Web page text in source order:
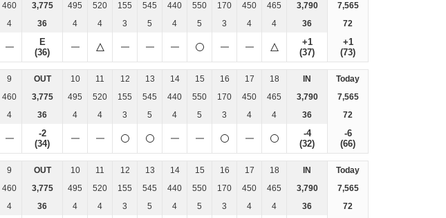
460 3,775 495 520 155 545 440 550 170 450 465 3,790
7,565
4 36 4 4 3 5 4 5 3 4 4 36 72
E
(36)
+1
(37)
+1
(73)
9 OUT 10 11 12 13 14 15 16 17 18 IN
Today
460 3,775 495 520 155 545 440 550 170 450 465 3,790
7,565
4 36 4 4 3 5 4 5 3 4 4 36 72
-2
(34)
-4
(32)
-6
(66)
9 OUT 10 11 12 13 14 15 16 17 18 IN
Today
460 3,775 495 520 155 545 440 550 170 450 465 3,790
7,565
4 36 4 4 3 5 4 5 3 4 4 36 72